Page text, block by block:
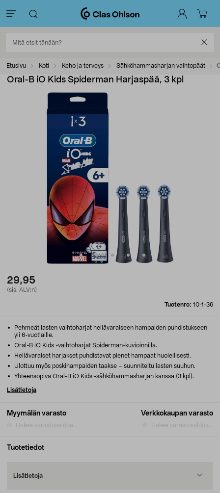
Etusivu Koti Keho ja terveys Sähköhammasharjan vaihtopäät
Oral-B iO Kids Spiderman Harjaspää, 3 kpl
29,95
(sis. ALV:n)
Tuotenro: 10-1-36
Myymälän varasto
Hakee varastosaldoa...
Verkkokaupan varasto
Hakee varastosaldoa...
Pehmeät lasten vaihtoharjat hellävaraiseen hampaiden puhdistukseen
yli 6-vuotiaille.
Oral-B iO Kids -vaihtoharjat Spiderman-kuvioinnilla.
Hellävaraiset harjakset puhdistavat pienet hampaat huolellisesti.
Ulottuu myös poskihampaiden taakse – suunniteltu lasten suuhun.
Yhteensopiva Oral-B iO Kids -sähköhammasharjan kanssa (3 kpl).
Lisätietoja
Tuotetiedot
Lisätietoja